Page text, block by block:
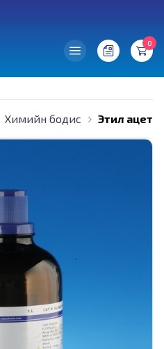
0
Химийн бодис Этил